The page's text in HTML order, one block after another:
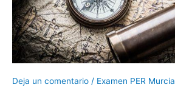
Deja un comentario / Examen PER Murcia